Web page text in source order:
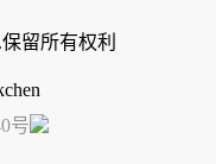
.保留所有权利
号